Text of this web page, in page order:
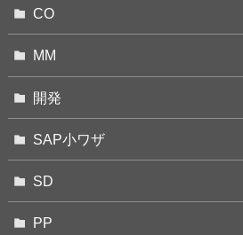
CO
MM
開発
SAP小ワザ
SD
PP